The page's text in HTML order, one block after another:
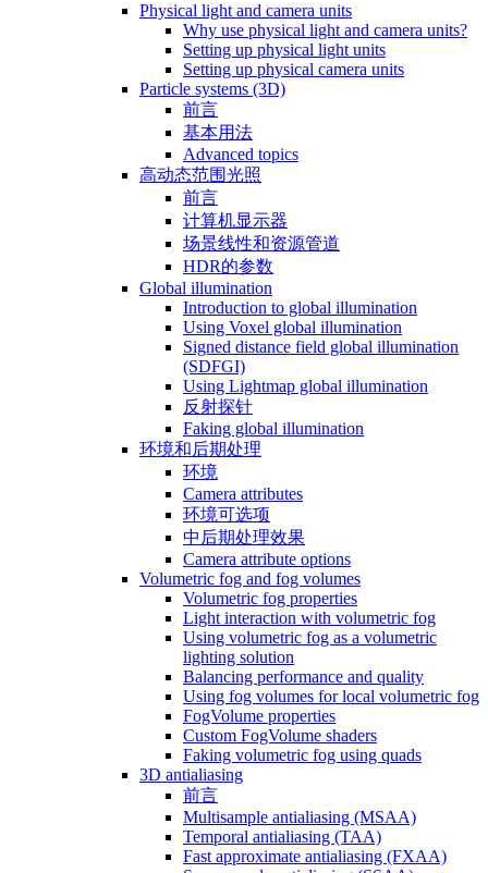
Physical light and camera units
Why use physical light and camera units?
Setting up physical light units
Setting up physical camera units
Particle systems (3D)
前言
基本用法
Advanced topics
高动态范围光照
前言
计算机显示器
场景线性和资源管道
HDR的参数
Global illumination
Introduction to global illumination
Using Voxel global illumination
Signed distance field global illumination
(SDFGI)
Using Lightmap global illumination
反射探针
Faking global illumination
环境和后期处理
环境
Camera attributes
环境可选项
中后期处理效果
Camera attribute options
Volumetric fog and fog volumes
Volumetric fog properties
Light interaction with volumetric fog
Using volumetric fog as a volumetric
lighting solution
Balancing performance and quality
Using fog volumes for local volumetric fog
FogVolume properties
Custom FogVolume shaders
Faking volumetric fog using quads
3D antialiasing
前言
Multisample antialiasing (MSAA)
Temporal antialiasing (TAA)
Fast approximate antialiasing (FXAA)